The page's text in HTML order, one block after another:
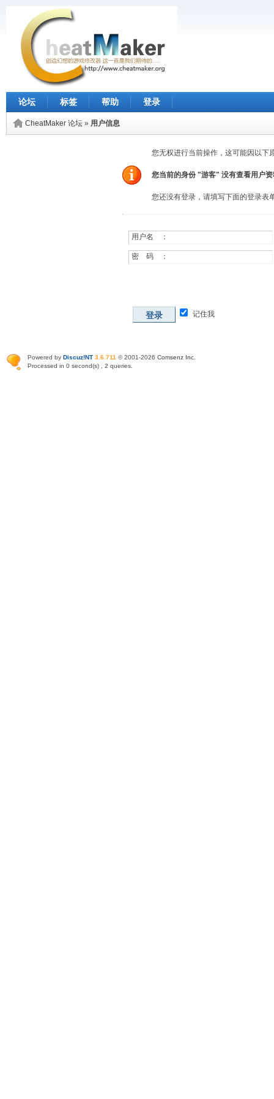
论坛 标签 帮助 登录
CheatMaker 论坛 » 用户信息
您无权进行当前操作，这可能因以下
您当前的身份 "游客" 没有查看用户
您还没有登录，请填写下面的登录表
用户名 ：
密 码 ：
登录 记住我
Powered by Discuz!NT 3.6.711 © 2001-2026 Comsenz Inc
Processed in 0 second(s) , 2 queries.